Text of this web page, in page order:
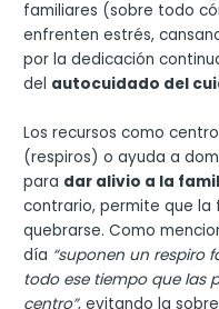
familiares (sobre todo
enfrenten estrés,
por la dedicación
del autocuidado del
Los recursos como
(respiros) o ayuda a
para dar alivio a la
contrario, permite que la
quebrarse. Como
día “suponen un respiro
todo ese tiempo que las
centro”, evitando la